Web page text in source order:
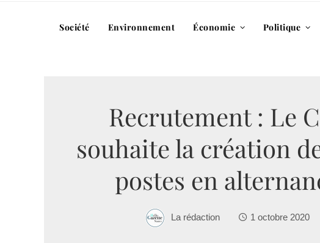
Société Environnement Économie Politique
Recrutement : Le
souhaite la création
postes en
La rédaction 1 octobre 2020